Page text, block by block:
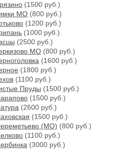
(1500 руб.)
МО (800 руб.)
(1200 руб.)
(1000 руб.)
(2500 руб.)
МО (800 руб.)
(1600 руб.)
(1800 руб.)
(1100 руб.)
Пруды (1500 руб.)
(1500 руб.)
(2600 руб.)
(1500 руб.)
(МО) (800 руб.)
(1100 руб.)
(3000 руб.)